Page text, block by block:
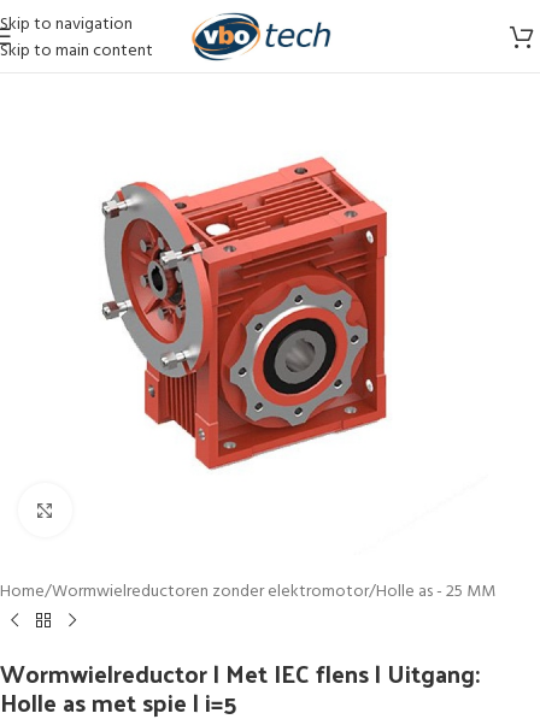
Skip to navigation
Skip to main content
Home/Wormwielreductoren zonder elektromotor/Holle as - 25 MM
Wormwielreductor | Met IEC flens | Uitgang:
Holle as met spie | i=5